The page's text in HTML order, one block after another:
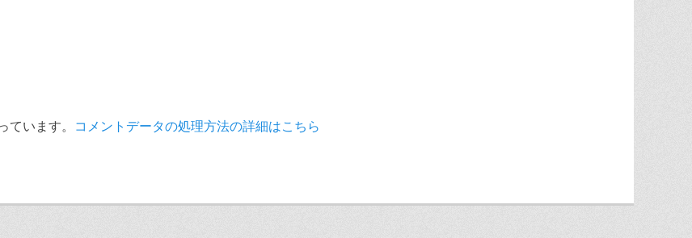
います。 コメントデータの処理方法の詳細はこちら